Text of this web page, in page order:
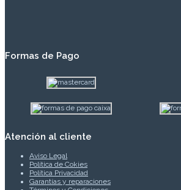
Formas de Pago
Atención al cliente
Aviso Legal
Política de Cokies
Política Privacidad
Garantías y reparaciones